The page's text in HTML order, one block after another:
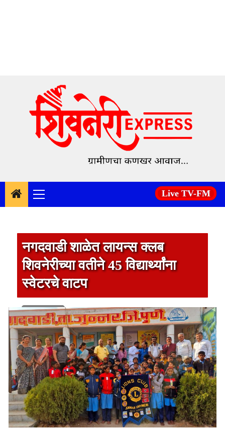
content
Primary
Menu
Live TV-FM
नगदवाडी शाळेत लायन्स क्लब
शिवनेरीच्या वतीने 45 विद्यार्थ्यांना
स्वेटरचे वाटप
1 min read